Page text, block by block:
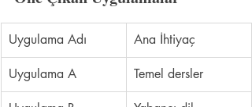
Uygulama Adı Ana İhtiyaç
Uygulama A Temel dersler